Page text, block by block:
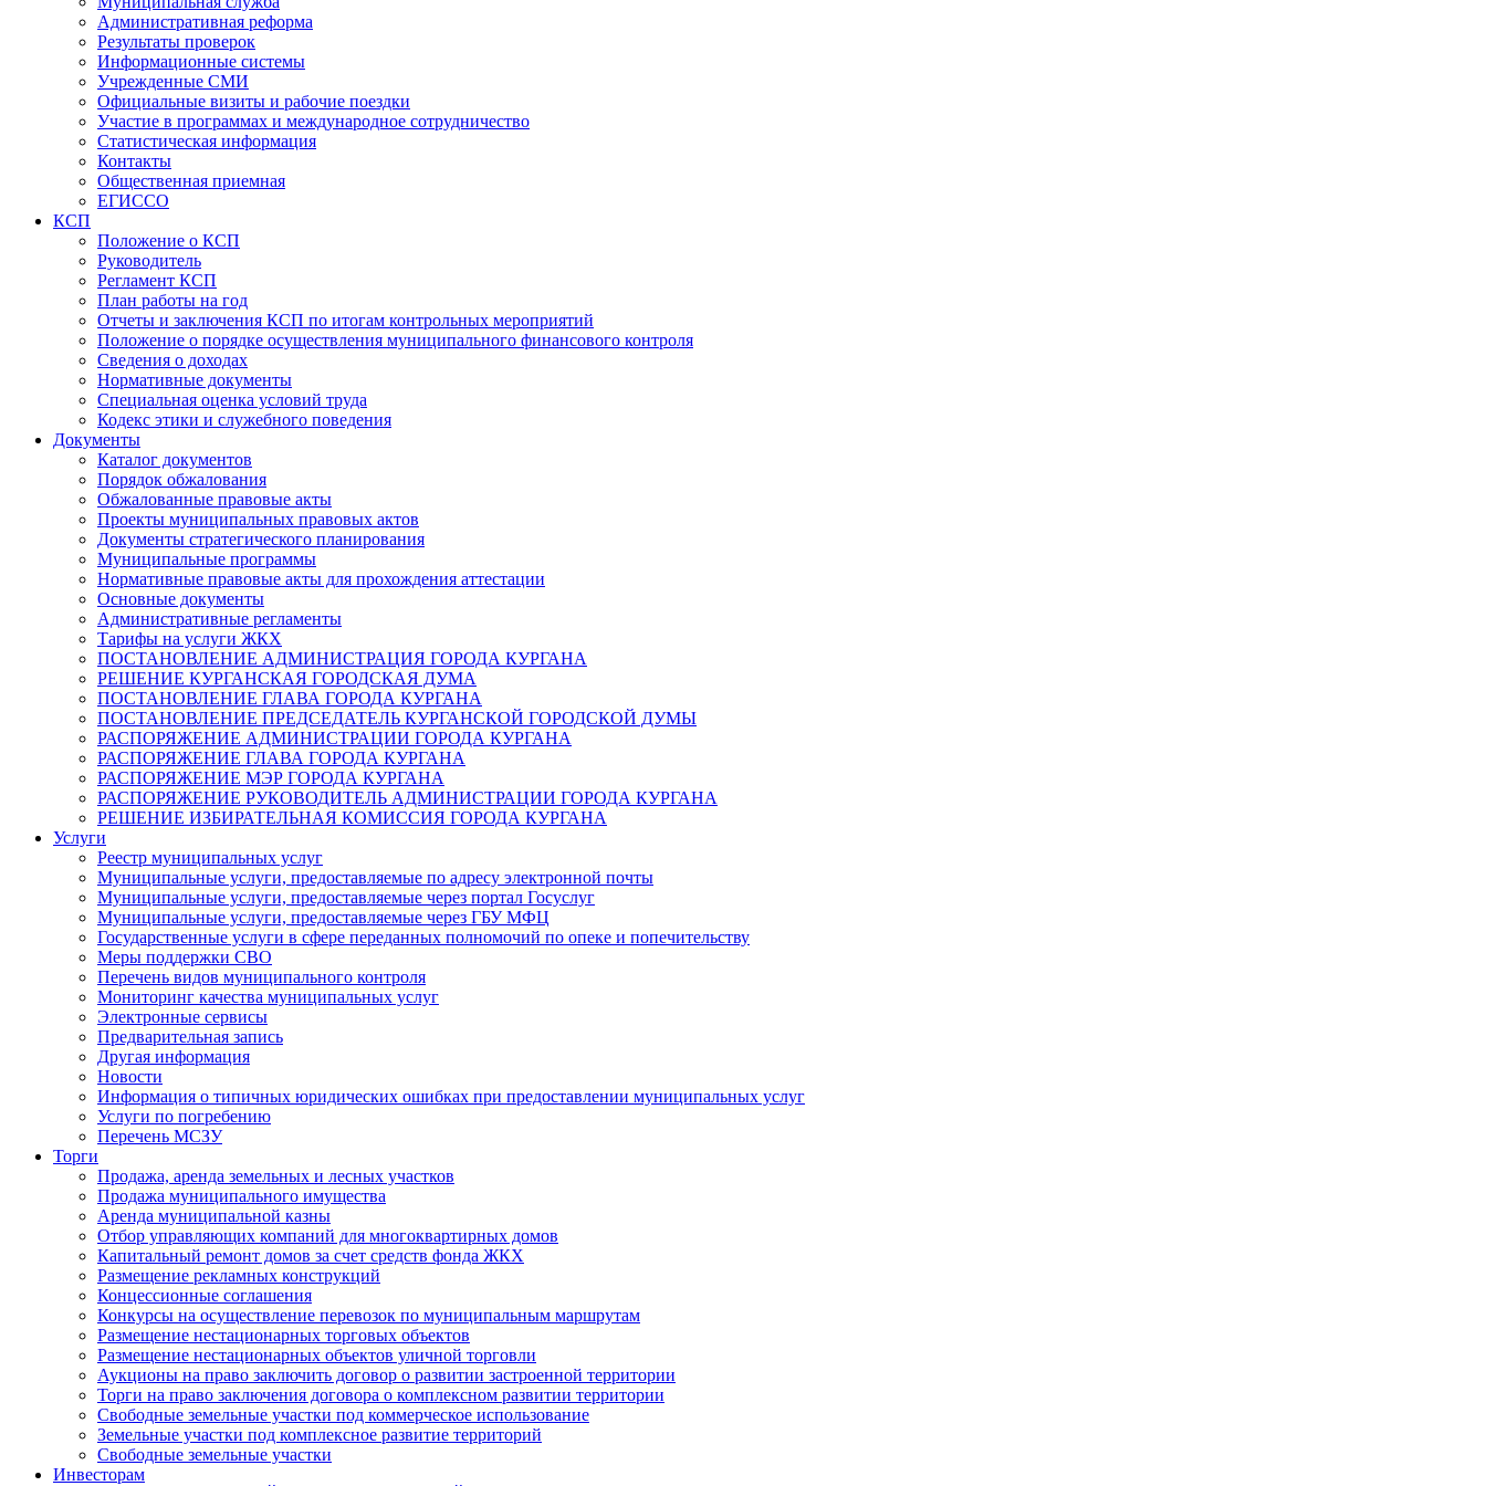
Административная реформа
Результаты проверок
Информационные системы
Учрежденные СМИ
Официальные визиты и рабочие поездки
Участие в программах и международное сотрудничество
Статистическая информация
Контакты
Общественная приемная
ЕГИССО
КСП
Положение о КСП
Руководитель
Регламент КСП
План работы на год
Отчеты и заключения КСП по итогам контрольных мероприятий
Положение о порядке осуществления муниципального финансового контроля
Сведения о доходах
Нормативные документы
Специальная оценка условий труда
Кодекс этики и служебного поведения
Документы
Каталог документов
Порядок обжалования
Обжалованные правовые акты
Проекты муниципальных правовых актов
Документы стратегического планирования
Муниципальные программы
Нормативные правовые акты для прохождения аттестации
Основные документы
Административные регламенты
Тарифы на услуги ЖКХ
ПОСТАНОВЛЕНИЕ АДМИНИСТРАЦИЯ ГОРОДА КУРГАНА
РЕШЕНИЕ КУРГАНСКАЯ ГОРОДСКАЯ ДУМА
ПОСТАНОВЛЕНИЕ ГЛАВА ГОРОДА КУРГАНА
ПОСТАНОВЛЕНИЕ ПРЕДСЕДАТЕЛЬ КУРГАНСКОЙ ГОРОДСКОЙ ДУМЫ
РАСПОРЯЖЕНИЕ АДМИНИСТРАЦИИ ГОРОДА КУРГАНА
РАСПОРЯЖЕНИЕ ГЛАВА ГОРОДА КУРГАНА
РАСПОРЯЖЕНИЕ МЭР ГОРОДА КУРГАНА
РАСПОРЯЖЕНИЕ РУКОВОДИТЕЛЬ АДМИНИСТРАЦИИ ГОРОДА КУРГАНА
РЕШЕНИЕ ИЗБИРАТЕЛЬНАЯ КОМИССИЯ ГОРОДА КУРГАНА
Услуги
Реестр муниципальных услуг
Муниципальные услуги, предоставляемые по адресу электронной почты
Муниципальные услуги, предоставляемые через портал Госуслуг
Муниципальные услуги, предоставляемые через ГБУ МФЦ
Государственные услуги в сфере переданных полномочий по опеке и попечительству
Меры поддержки СВО
Перечень видов муниципального контроля
Мониторинг качества муниципальных услуг
Электронные сервисы
Предварительная запись
Другая информация
Новости
Информация о типичных юридических ошибках при предоставлении муниципальных услуг
Услуги по погребению
Перечень МСЗУ
Торги
Продажа, аренда земельных и лесных участков
Продажа муниципального имущества
Аренда муниципальной казны
Отбор управляющих компаний для многоквартирных домов
Капитальный ремонт домов за счет средств фонда ЖКХ
Размещение рекламных конструкций
Концессионные соглашения
Конкурсы на осуществление перевозок по муниципальным маршрутам
Размещение нестационарных торговых объектов
Размещение нестационарных объектов уличной торговли
Аукционы на право заключить договор о развитии застроенной территории
Торги на право заключения договора о комплексном развитии территории
Свободные земельные участки под коммерческое использование
Земельные участки под комплексное развитие территорий
Свободные земельные участки
Инвесторам